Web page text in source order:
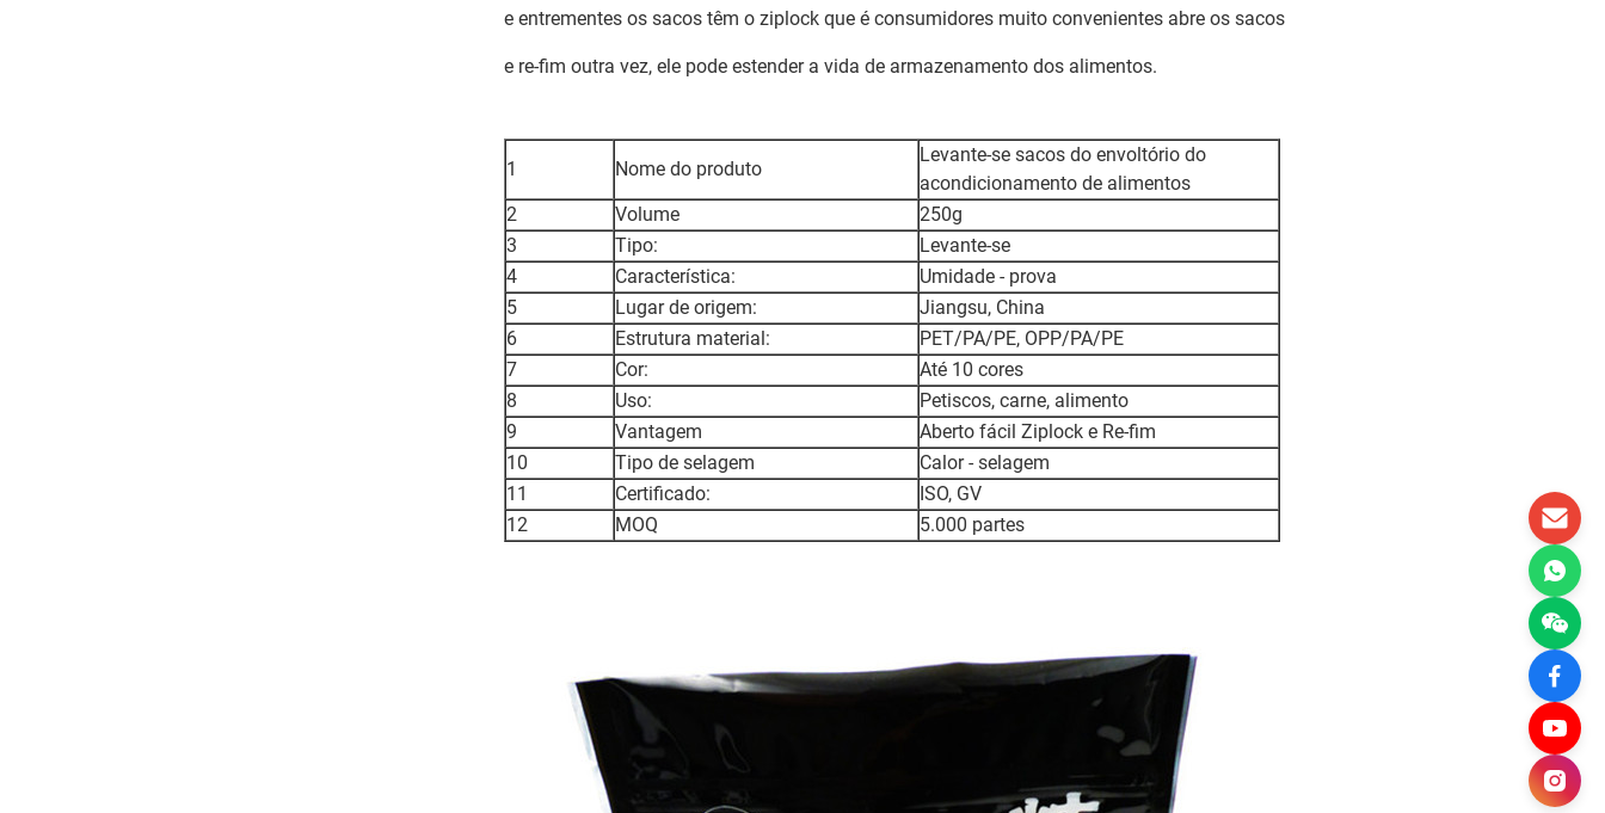
e entrementes os sacos têm o ziplock que é consumidores muito convenientes abre os sacos
e re-fim outra vez, ele pode estender a vida de armazenamento dos alimentos.
1 Nome do produto
Levante-se sacos do envoltório do
acondicionamento de alimentos
2
Volume
250g
3
Tipo:
Levante-se
4
Característica:
Umidade - prova
5
Lugar de origem:
Jiangsu, China
6
Estrutura material:
PET/PA/PE, OPP/PA/PE
7
Cor:
Até 10 cores
8
Uso:
Petiscos, carne, alimento
9
Vantagem
Aberto fácil Ziplock e Re-fim
10
Tipo de selagem
Calor - selagem
11
Certificado:
ISO, GV
12
MOQ 5.000 partes